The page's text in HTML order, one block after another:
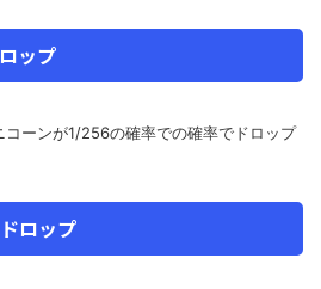
ップ
コーンが1/256の確率での確率でドロップ
ロップ